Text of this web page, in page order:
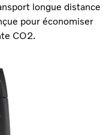
longue distance
pour économiser
CO2.